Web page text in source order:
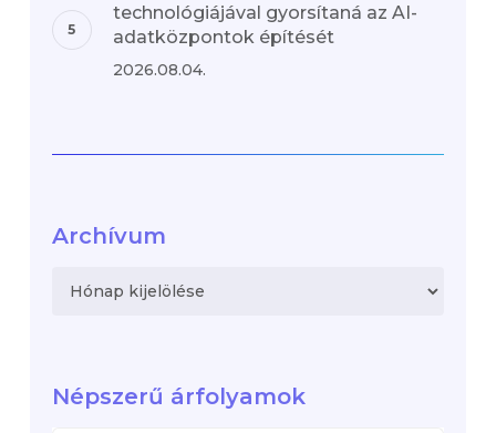
technológiájával gyorsítaná az AI-
adatközpontok építését
2026.08.04.
Archívum
Népszerű árfolyamok